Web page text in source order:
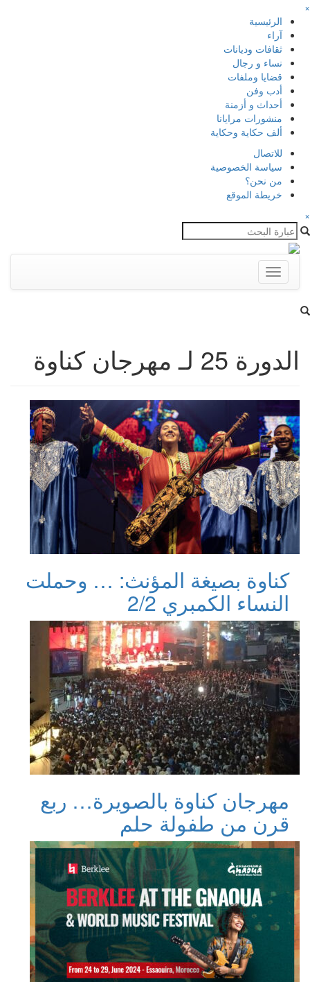
×
الرئيسية
آراء
ثقافات وديانات
نساء و رجال
قضايا وملفات
أدب وفن
أحداث و أزمنة
منشورات مرايانا
ألف حكاية وحكاية
للاتصال
سياسة الخصوصية
من نحن؟
خريطة الموقع
×
Toggle
navigation
الدورة 25 لـ مهرجان كناوة
كناوة بصيغة المؤنث: … وحملت
النساء الكمبري 2/2
مهرجان كناوة بالصويرة… ربع
قرن من طفولة حلم